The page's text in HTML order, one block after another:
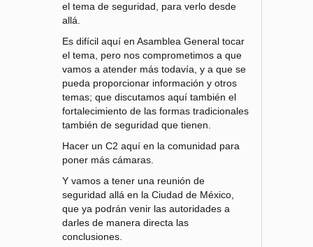
el tema de seguridad, para verlo desde
allá.
Es difícil aquí en Asamblea General tocar
el tema, pero nos comprometimos a que
vamos a atender más todavía, y a que se
pueda proporcionar información y otros
temas; que discutamos aquí también el
fortalecimiento de las formas tradicionales
también de seguridad que tienen.
Hacer un C2 aquí en la comunidad para
poner más cámaras.
Y vamos a tener una reunión de
seguridad allá en la Ciudad de México,
que ya podrán venir las autoridades a
darles de manera directa las
conclusiones.